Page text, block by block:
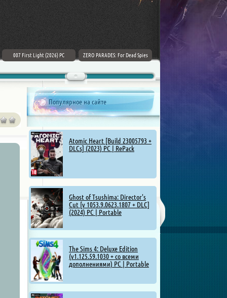
007 First Light (2026) PC
ZERO PARADES: For Dead Spies
Mount & Blade II: Bannerlord [v
Популярное на сайте
Atomic Heart [Build 23005793 +
DLCs] (2023) PC | RePack
Ghost of Tsushima: Director's
Cut [v 1053.9.0623.1807 + DLC]
(2024) PC | Portable
The Sims 4: Deluxe Edition
(v1.125.59.1030 + со всеми
дополнениями) PC | Portable